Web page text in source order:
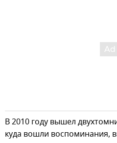
В 2010 году вышел
куда вошли воспоминания,